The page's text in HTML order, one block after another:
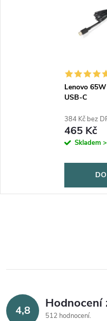
Lenovo
USB-C
384 Kč bez
465 Kč
Skladem
4,8 Hodnocení
512 hodnocení